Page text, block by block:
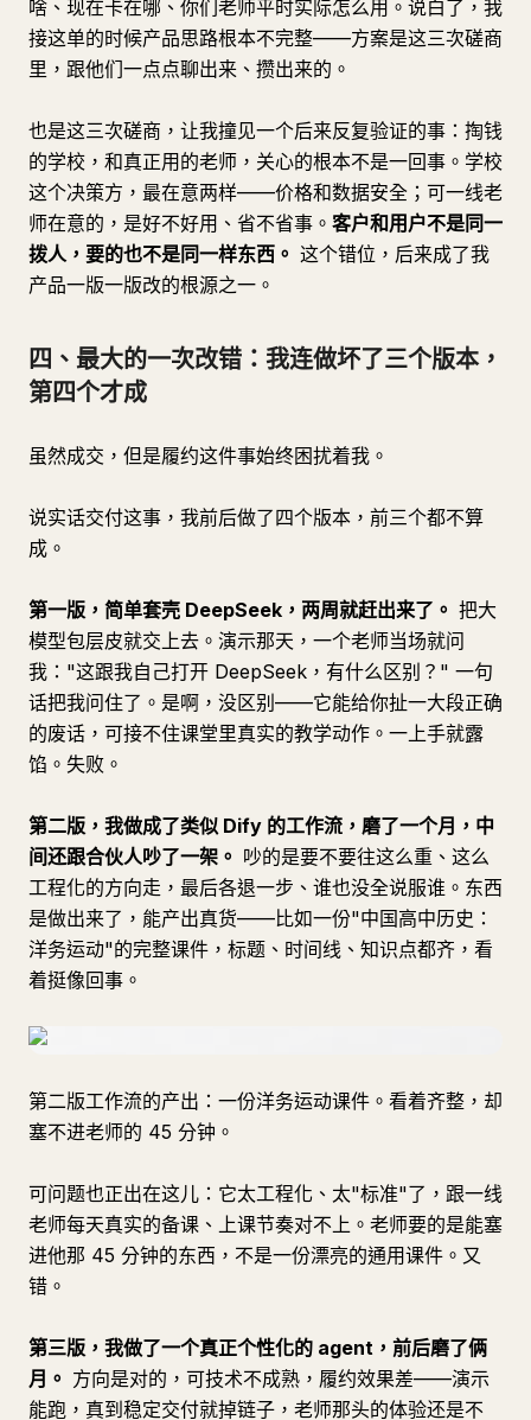
啥、现在卡在哪、你们老师平时实际怎么用。说白了，我
接这单的时候产品思路根本不完整——方案是这三次磋商
里，跟他们一点点聊出来、攒出来的。
也是这三次磋商，让我撞见一个后来反复验证的事：掏钱
的学校，和真正用的老师，关心的根本不是一回事。学校
这个决策方，最在意两样——价格和数据安全；可一线老
师在意的，是好不好用、省不省事。 客户和用户不是同一
拨人，要的也不是同一样东西。 这个错位，后来成了我
产品一版一版改的根源之一。
四、最大的一次改错：我连做坏了三个版本，
第四个才成
虽然成交，但是履约这件事始终困扰着我。
说实话交付这事，我前后做了四个版本，前三个都不算
成。
第一版，简单套壳 DeepSeek，两周就赶出来了。 把大
模型包层皮就交上去。演示那天，一个老师当场就问
我："这跟我自己打开 DeepSeek，有什么区别？" 一句
话把我问住了。是啊，没区别——它能给你扯一大段正确
的废话，可接不住课堂里真实的教学动作。一上手就露
馅。失败。
第二版，我做成了类似 Dify 的工作流，磨了一个月，中
间还跟合伙人吵了一架。 吵的是要不要往这么重、这么
工程化的方向走，最后各退一步、谁也没全说服谁。东西
是做出来了，能产出真货——比如一份"中国高中历史：
洋务运动"的完整课件，标题、时间线、知识点都齐，看
着挺像回事。
第二版工作流的产出：一份洋务运动课件。看着齐整，却
塞不进老师的 45 分钟。
可问题也正出在这儿：它太工程化、太"标准"了，跟一线
老师每天真实的备课、上课节奏对不上。老师要的是能塞
进他那 45 分钟的东西，不是一份漂亮的通用课件。又
错。
第三版，我做了一个真正个性化的 agent，前后磨了俩
月。 方向是对的，可技术不成熟，履约效果差——演示
能跑，真到稳定交付就掉链子，老师那头的体验还是不